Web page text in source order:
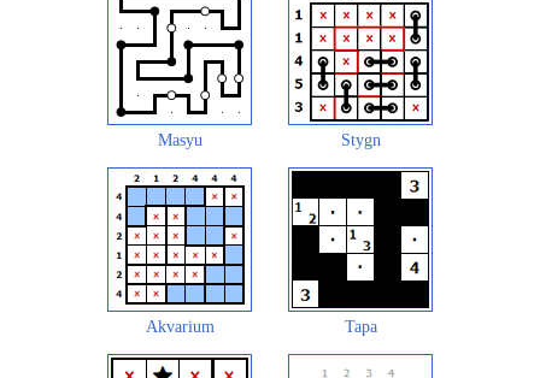
Masyu Stygn
Akvarium Tapa